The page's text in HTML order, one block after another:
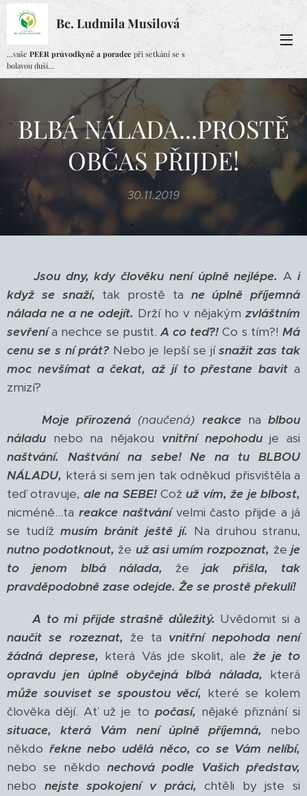
Bc. Ludmila Musilová
...vaše PEER průvodkyně a poradce při setkání se s
bolavou duší...
BLBÁ NÁLADA...PROSTĚ
OBČAS PŘIJDE!
30.11.2019
Jsou dny, kdy člověku není úplně nejlépe. Ai
když se snaží, tak prostě ta ne úplně příjemná
nálada ne a ne odejít. Drží ho v nějakým zvláštním
sevřenía nechce se pustit. A co teď?! Co s tím?!Má
cenu se s ní prát? Nebo je lepší se jísnažit zas tak
moc nevšímat a čekat, až jí to přestane bavit a
zmizí?
Moje přirozená (naučená) reakcenablbou
náladu nebo na nějakou vnitřní nepohoduje asi
naštvání.
Naštvání na sebe! Ne na tu BLBOU
NÁLADU, která si sem jen tak odněkud přisvištěla a
teď otravuje, ale na SEBE!Cožuž vím, že je blbost,
nicméně...ta reakce naštvánívelmi často přijde a já
se tudížmusím bránit ještě jí. Na druhou stranu,
nutno podotknout, že už asi umím rozpoznat, že je
to jenom blbá nálada, žejak přišla, tak
pravděpodobně zase odejde. Že se prostě překulí!
A to mi přijde strašně důležitý. Uvědomit si a
naučit se rozeznat, že ta vnitřní nepohoda není
žádná deprese, která Vás jde skolit, ale že je to
opravdu jen úplně obyčejná blbá nálada, která
může souviset se spoustou věcí, které se kolem
člověka dějí. Ať už je to počasí, nějaké přiznání si
situace, která Vám není úplně příjemná, nebo
někdo řekne nebo udělá něco, co se Vám nelíbí,
nebo se někdo nechová podle Vašich představ,
nebo nejste spokojení v práci, chtěli by jste si